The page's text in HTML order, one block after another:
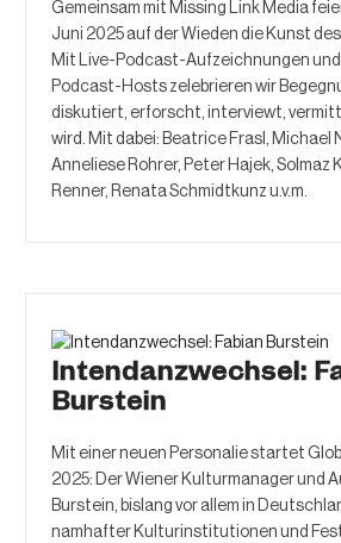
Gemeinsam mit Missing Link Media
Juni 2025 auf der Wieden die Kunst
Mit Live-Podcast-Aufzeichnungen und
Podcast-Hosts zelebrieren wir
diskutiert, erforscht, interviewt,
wird. Mit dabei: Beatrice Frasl, Michael
Anneliese Rohrer, Peter Hajek, Solmaz
Renner, Renata Schmidtkunz u.v.m.
Intendanzwechsel:
Burstein
Mit einer neuen Personalie startet
2025: Der Wiener Kulturmanager und
Burstein, bislang vor allem in
namhafter Kulturinstitutionen und